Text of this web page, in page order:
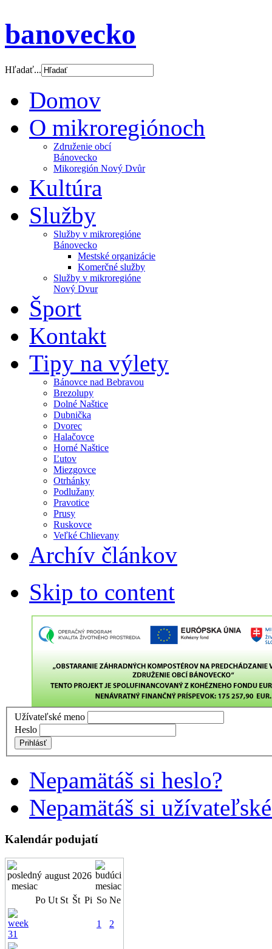
banovecko
Hľadať...
Domov
O mikroregiónoch
Združenie obcí
Bánovecko
Mikoregión Nový Dvůr
Kultúra
Služby
Služby v mikroregióne
Bánovecko
Mestské organizácie
Komerčné služby
Služby v mikroregióne
Nový Dvur
Šport
Kontakt
Tipy na výlety
Bánovce nad Bebravou
Brezolupy
Dolné Naštice
Dubnička
Dvorec
Halačovce
Horné Naštice
Ľutov
Miezgovce
Otrhánky
Podlužany
Pravotice
Prusy
Ruskovce
Veľké Chlievany
Archív článkov
Skip to content
Užívateľské meno
Heslo
Prihlásť
Nepamätáš si heslo?
Nepamätáš si
Kalendár podujatí
august 2026
Po Ut St Št Pi So Ne
1 2